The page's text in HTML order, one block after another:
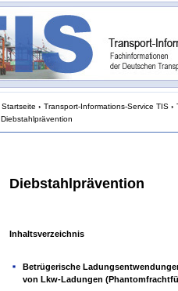
Startseite › Transport-Informations-Service TIS ›
Diebstahlprävention
Diebstahlprävention
Inhaltsverzeichnis
Betrügerische
von Lkw-Ladungen